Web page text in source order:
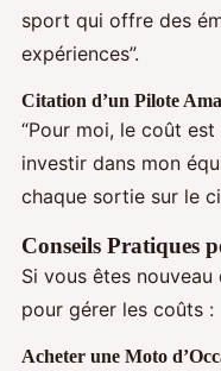
sport qui offre des
expériences”.
Citation d’un Pilote
“Pour moi, le coût est
investir dans mon
chaque sortie sur le
Conseils Pratiques
Si vous êtes
pour gérer les coûts :
Acheter une Moto